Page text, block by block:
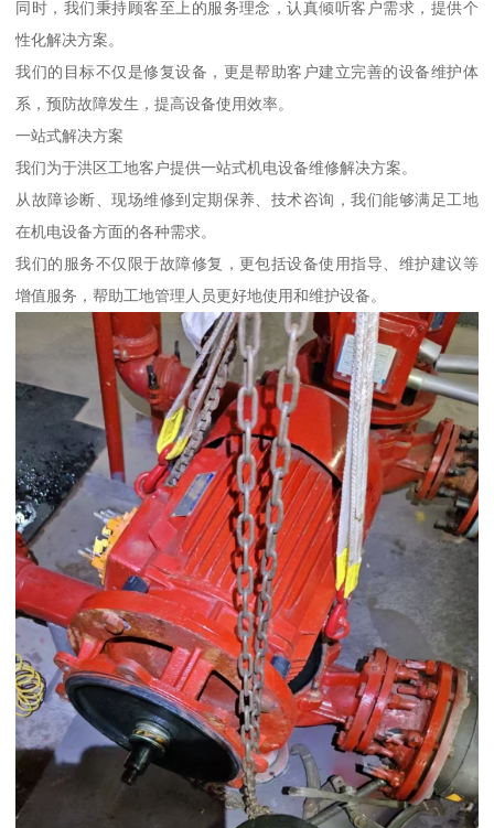
同时，我们秉持顾客至上的服务理念，认真倾听客户需求，提供个
性化解决方案。
我们的目标不仅是修复设备，更是帮助客户建立完善的设备维护体
系，预防故障发生，提高设备使用效率。
一站式解决方案
我们为于洪区工地客户提供一站式机电设备维修解决方案。
从故障诊断、现场维修到定期保养、技术咨询，我们能够满足工地
在机电设备方面的各种需求。
我们的服务不仅限于故障修复，更包括设备使用指导、维护建议等
增值服务，帮助工地管理人员更好地使用和维护设备。